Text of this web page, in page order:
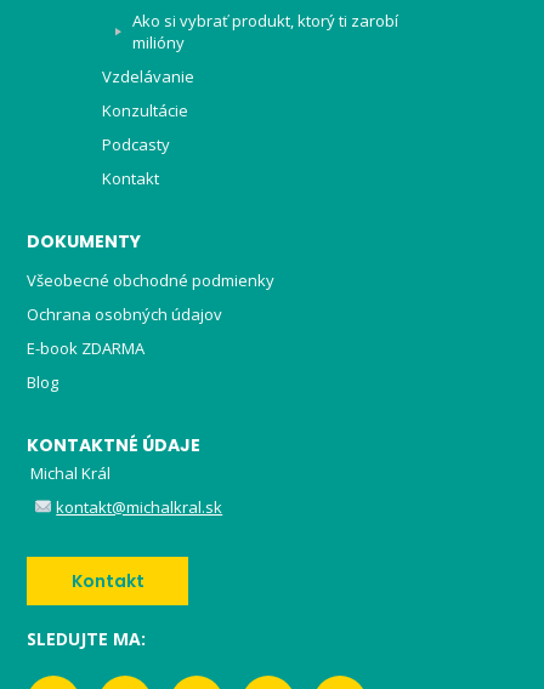
Ako si vybrať produkt, ktorý ti zarobí
milióny
Vzdelávanie
Konzultácie
Podcasty
Kontakt
DOKUMENTY
Všeobecné obchodné podmienky
Ochrana osobných údajov
E-book ZDARMA
Blog
KONTAKTNÉ ÚDAJE
Michal Král
kontakt@michalkral.sk
Kontakt
SLEDUJTE MA: